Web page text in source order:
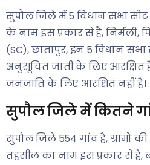
सुपौल जिले में 5 विधान सभा सीट
के नाम इस प्रकार से है, निर्मली,
(SC), छातापुर, इन 5 विधान सभा
अनुसूचित जाती के लिए आरक्षित
जनजाति के लिए आरक्षितं नहीं है।
सुपौल जिले में कितने
सुपौल जिले 554 गांव है, ग्रामो
तहसील का नाम इस प्रकार से है,